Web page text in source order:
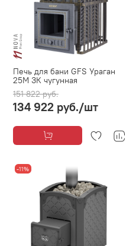
Печь для бани GFS Ураган
25М ЗК чугунная
151 822 руб.
134 922 руб./шт
-11%